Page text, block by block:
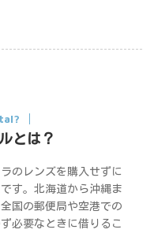
とは？
のレンズを購入せずに
す。北海道から沖縄ま
国の郵便局や空港での
必要なときに借りるこ